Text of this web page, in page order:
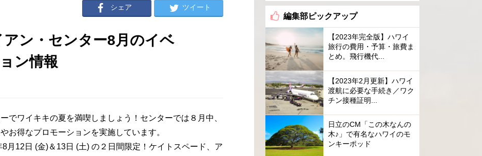
シェア ツイート
ン・センター8月のイベ
ン情報
でワイキキの夏を満喫しましょう！センターでは８月中、
お得なプロモーションを実施しています。
12日 (金)＆13日 (土) の２日間限定！ケイトスペード、ア
編集部ピックアップ
【2023年完全版】ハワイ
旅行の費用・予算・旅費ま
とめ。飛行機代...
【2023年2月更新】ハワイ
渡航に必要な手続き／ワク
チン接種証明...
日立のCM「この木なんの
木♪」で有名なハワイのモ
ンキーポッド